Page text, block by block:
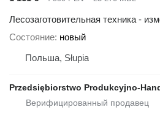
Лесозаготовительная техника -
Состояние новый
Польша, Słupia